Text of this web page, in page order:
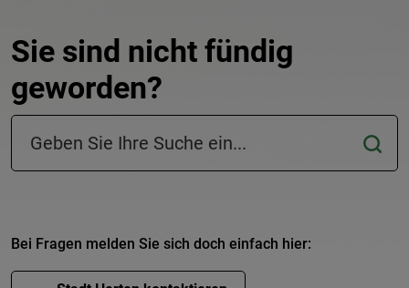
Sie sind nicht fündig
geworden?
Suchfeld in der Fußzeile
Bei Fragen melden Sie sich doch einfach hier: